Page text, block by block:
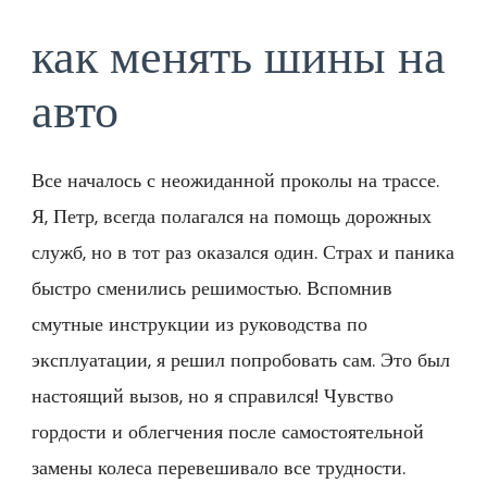
как менять шины на
авто
Все началось с неожиданной проколы на трассе.
Я, Петр, всегда полагался на помощь дорожных
служб, но в тот раз оказался один. Страх и паника
быстро сменились решимостью. Вспомнив
смутные инструкции из руководства по
эксплуатации, я решил попробовать сам. Это был
настоящий вызов, но я справился! Чувство
гордости и облегчения после самостоятельной
замены колеса перевешивало все трудности.